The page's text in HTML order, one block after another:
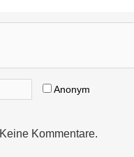
Anonym
Keine Kommentare.